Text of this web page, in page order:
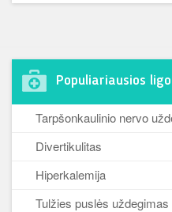
Populiariausios
Tarpšonkaulinio nervo
Divertikulitas
Hiperkalemija
Tulžies puslės